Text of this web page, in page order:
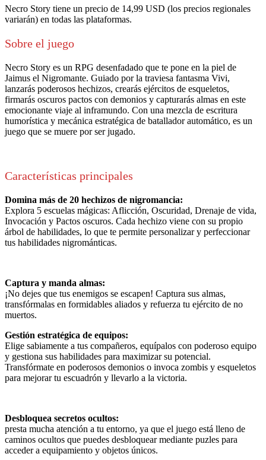
Necro Story tiene un precio de 14,99 USD (los precios regionales
variarán) en todas las plataformas.
Sobre el juego
Necro Story es un RPG desenfadado que te pone en la piel de
Jaimus el Nigromante. Guiado por la traviesa fantasma Vivi,
lanzarás poderosos hechizos, crearás ejércitos de esqueletos,
firmarás oscuros pactos con demonios y capturarás almas en este
emocionante viaje al inframundo. Con una mezcla de escritura
humorística y mecánica estratégica de batallador automático, es un
juego que se muere por ser jugado.
Características principales
Domina más de 20 hechizos de nigromancia:
Explora 5 escuelas mágicas: Aflicción, Oscuridad, Drenaje de vida,
Invocación y Pactos oscuros. Cada hechizo viene con su propio
árbol de habilidades, lo que te permite personalizar y perfeccionar
tus habilidades nigrománticas.
Captura y manda almas:
¡No dejes que tus enemigos se escapen! Captura sus almas,
transfórmalas en formidables aliados y refuerza tu ejército de no
muertos.
Gestión estratégica de equipos:
Elige sabiamente a tus compañeros, equípalos con poderoso equipo
y gestiona sus habilidades para maximizar su potencial.
Transfórmate en poderosos demonios o invoca zombis y esqueletos
para mejorar tu escuadrón y llevarlo a la victoria.
Desbloquea secretos ocultos:
presta mucha atención a tu entorno, ya que el juego está lleno de
caminos ocultos que puedes desbloquear mediante puzles para
acceder a equipamiento y objetos únicos.